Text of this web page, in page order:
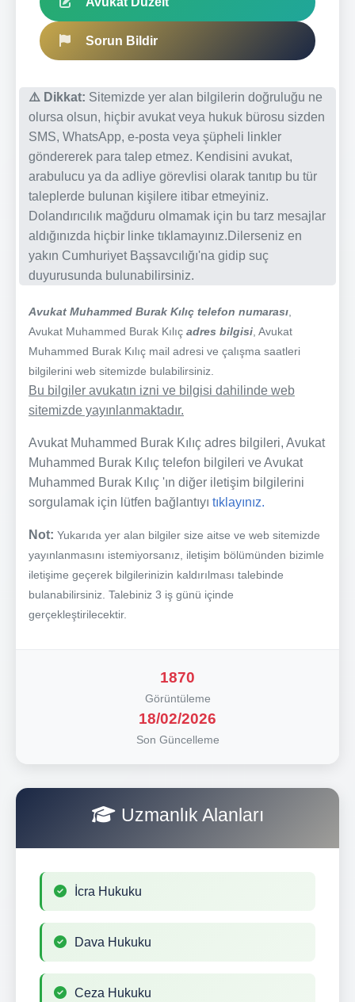
Sorun Bildir
⚠️ Dikkat: Sitemizde yer alan bilgilerin doğruluğu ne
olursa olsun, hiçbir avukat veya hukuk bürosu sizden
SMS, WhatsApp, e-posta veya şüpheli linkler
göndererek para talep etmez. Kendisini avukat,
arabulucu ya da adliye görevlisi olarak tanıtıp bu tür
taleplerde bulunan kişilere itibar etmeyiniz.
Dolandırıcılık mağduru olmamak için bu tarz mesajlar
aldığınızda hiçbir linke tıklamayınız.Dilerseniz en
yakın Cumhuriyet Başsavcılığı'na gidip suç
duyurusunda bulunabilirsiniz.
Avukat Muhammed Burak Kılıç telefon numarası
Avukat Muhammed Burak Kılıç adres bilgisi , Avukat
Muhammed Burak Kılıç mail adresi ve çalışma saatleri
bilgilerini web sitemizde bulabilirsiniz.
Bu bilgiler avukatın izni ve bilgisi dahilinde web
sitemizde yayınlanmaktadır.
Avukat Muhammed Burak Kılıç adres bilgileri, Avukat
Muhammed Burak Kılıç telefon bilgileri ve Avukat
Muhammed Burak Kılıç 'ın diğer iletişim bilgilerini
sorgulamak için lütfen bağlantıyı tıklayınız.
Not: Yukarıda yer alan bilgiler size aitse ve web sitemizde
yayınlanmasını istemiyorsanız, iletişim bölümünden bizimle
iletişime geçerek bilgilerinizin kaldırılması talebinde
bulanabilirsiniz. Talebiniz 3 iş günü içinde
gerçekleştirilecektir.
1870
Görüntüleme
18/02/2026
Son Güncelleme
Uzmanlık Alanları
İcra Hukuku
Dava Hukuku
Ceza Hukuku